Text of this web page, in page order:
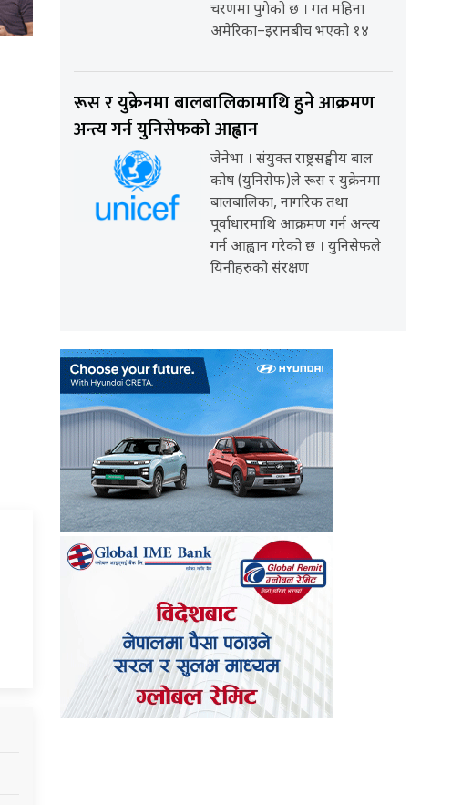
चरणमा पुगेको छ । गत महिना
अमेरिका–इरानबीच भएको १४
रूस र युक्रेनमा बालबालिकामाथि हुने आक्रमण
अन्त्य गर्न युनिसेफको आह्वान
जेनेभा । संयुक्त राष्ट्रसङ्घीय बाल
कोष (युनिसेफ)ले रूस र युक्रेनमा
बालबालिका, नागरिक तथा
पूर्वाधारमाथि आक्रमण गर्न अन्त्य
गर्न आह्वान गरेको छ । युनिसेफले
यिनीहरुको संरक्षण